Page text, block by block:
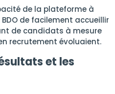
de la plateforme à
de facilement accueillir
de candidats à mesure
recrutement évoluaient.
et les